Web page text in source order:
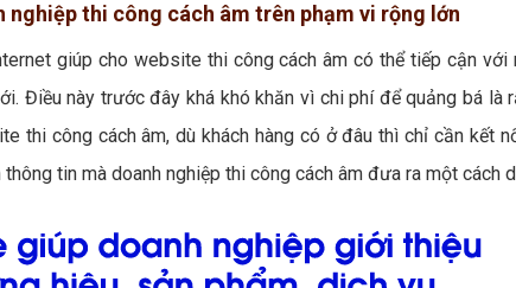
nghiệp thi công cách âm trên phạm vi rộng lớn
giúp cho website thi công cách âm có thể tiếp cận với
Điều này trước đây khá khó khăn vì chi phí để quảng bá là
thi công cách âm, dù khách hàng có ở đâu thì chỉ cần kết
tin mà doanh nghiệp thi công cách âm đưa ra một cách